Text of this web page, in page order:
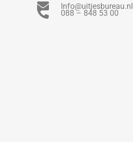
Info@uitjesbureau.nl
088 – 848 53 00